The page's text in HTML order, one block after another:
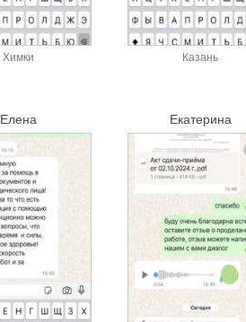
Химки Казань
Елена Екатерина